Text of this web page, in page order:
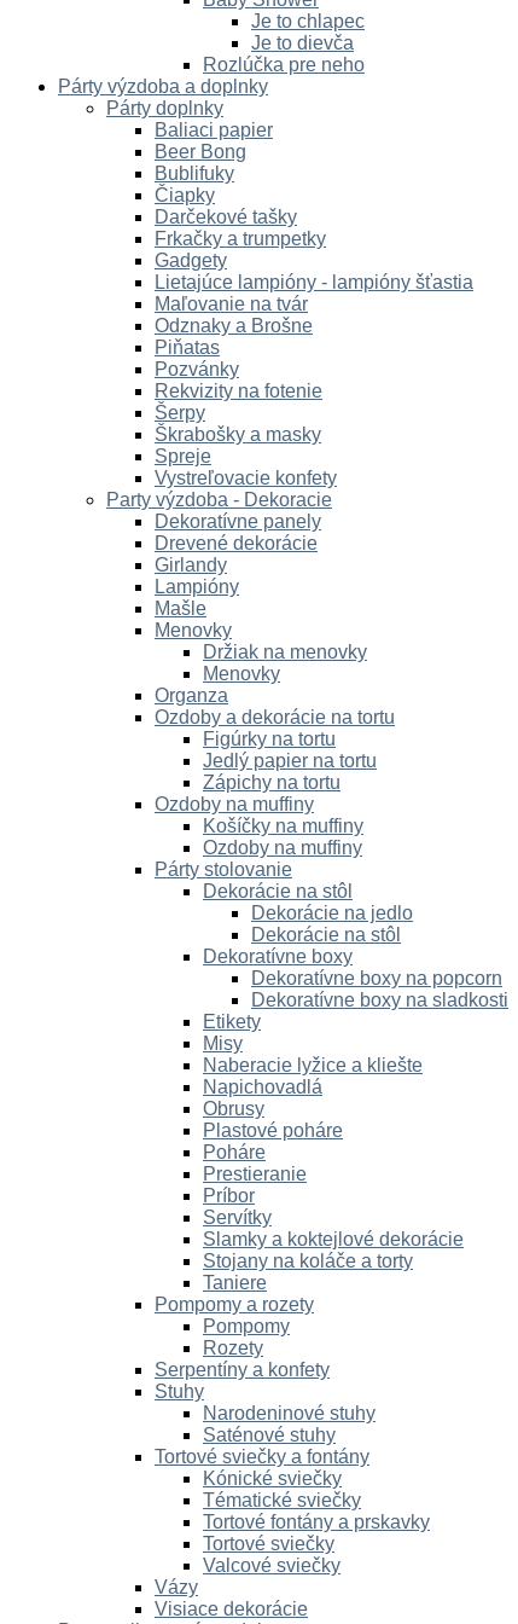
Je to chlapec
Je to dievča
Rozlúčka pre neho
Párty výzdoba a doplnky
Párty doplnky
Baliaci papier
Beer Bong
Bublifuky
Čiapky
Darčekové tašky
Frkačky a trumpetky
Gadgety
Lietajúce lampióny - lampióny šťastia
Maľovanie na tvár
Odznaky a Brošne
Piňatas
Pozvánky
Rekvizity na fotenie
Šerpy
Škrabošky a masky
Spreje
Vystreľovacie konfety
Party výzdoba - Dekoracie
Dekoratívne panely
Drevené dekorácie
Girlandy
Lampióny
Mašle
Menovky
Držiak na menovky
Menovky
Organza
Ozdoby a dekorácie na tortu
Figúrky na tortu
Jedlý papier na tortu
Zápichy na tortu
Ozdoby na muffiny
Košíčky na muffiny
Ozdoby na muffiny
Párty stolovanie
Dekorácie na stôl
Dekorácie na jedlo
Dekorácie na stôl
Dekoratívne boxy
Dekoratívne boxy na popcorn
Dekoratívne boxy na sladkosti
Etikety
Misy
Naberacie lyžice a kliešte
Napichovadlá
Obrusy
Plastové poháre
Poháre
Prestieranie
Príbor
Servítky
Slamky a koktejlové dekorácie
Stojany na koláče a torty
Taniere
Pompomy a rozety
Pompomy
Rozety
Serpentíny a konfety
Stuhy
Narodeninové stuhy
Saténové stuhy
Tortové sviečky a fontány
Kónické sviečky
Tématické sviečky
Tortové fontány a prskavky
Tortové sviečky
Valcové sviečky
Vázy
Visiace dekorácie